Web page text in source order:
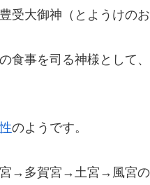
受大御神（とようけのお
食事を司る神様として
のようです。
→多賀宮→土宮→風宮の